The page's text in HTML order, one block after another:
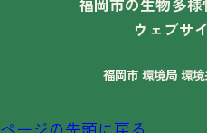
ウェブサ
福岡市 環境局 環